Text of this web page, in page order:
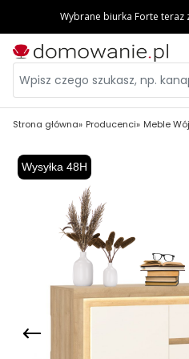
Strona główna Producenci Meble
Wysyłka 48H